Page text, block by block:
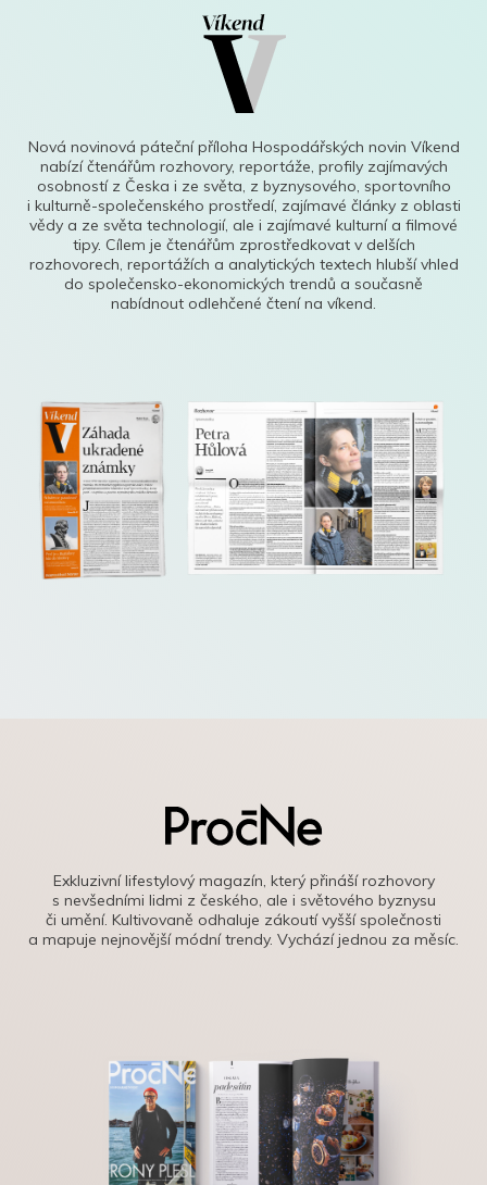
Nová novinová páteční příloha Hospodářských novin Víkend
nabízí čtenářům rozhovory, reportáže, profily zajímavých
osobností z Česka i ze světa, z byznysového, sportovního
i kulturně-společenského prostředí, zajímavé články z oblasti
vědy a ze světa technologií, ale i zajímavé kulturní a filmové
tipy. Cílem je čtenářům zprostředkovat v delších
rozhovorech, reportážích a analytických textech hlubší vhled
do společensko-ekonomických trendů a současně
nabídnout odlehčené čtení na víkend.
Exkluzivní lifestylový magazín, který přináší rozhovory
s nevšedními lidmi z českého, ale i světového byznysu
či umění. Kultivovaně odhaluje zákoutí vyšší společnosti
a mapuje nejnovější módní trendy. Vychází jednou za měsíc.